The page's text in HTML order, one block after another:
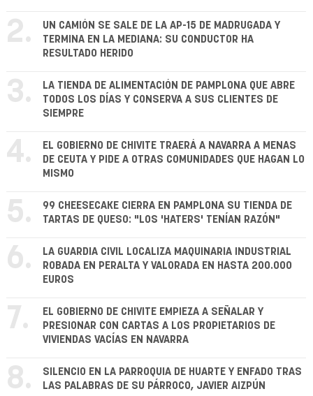
2.
UN CAMIÓN SE SALE DE LA AP-15 DE MADRUGADA Y
TERMINA EN LA MEDIANA: SU CONDUCTOR HA
RESULTADO HERIDO
3.
LA TIENDA DE ALIMENTACIÓN DE PAMPLONA QUE ABRE
TODOS LOS DÍAS Y CONSERVA A SUS CLIENTES DE
SIEMPRE
4.
EL GOBIERNO DE CHIVITE TRAERÁ A NAVARRA A MENAS
DE CEUTA Y PIDE A OTRAS COMUNIDADES QUE HAGAN LO
MISMO
5.
99 CHEESECAKE CIERRA EN PAMPLONA SU TIENDA DE
TARTAS DE QUESO: "LOS 'HATERS' TENÍAN RAZÓN"
6.
LA GUARDIA CIVIL LOCALIZA MAQUINARIA INDUSTRIAL
ROBADA EN PERALTA Y VALORADA EN HASTA 200.000
EUROS
7.
EL GOBIERNO DE CHIVITE EMPIEZA A SEÑALAR Y
PRESIONAR CON CARTAS A LOS PROPIETARIOS DE
VIVIENDAS VACÍAS EN NAVARRA
8.
SILENCIO EN LA PARROQUIA DE HUARTE Y ENFADO TRAS
LAS PALABRAS DE SU PÁRROCO, JAVIER AIZPÚN